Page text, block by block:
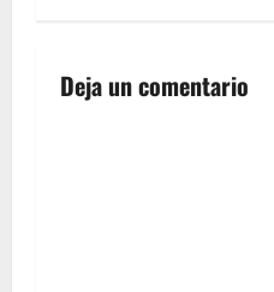
c
Deja un comentario